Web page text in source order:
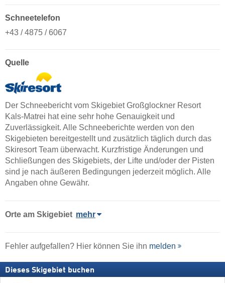
Schneetelefon
+43 / 4875 / 6067
Quelle
Der Schneebericht vom Skigebiet Großglockner Resort
Kals-Matrei hat eine sehr hohe Genauigkeit und
Zuverlässigkeit. Alle Schneeberichte werden von den
Skigebieten bereitgestellt und zusätzlich täglich durch das
Skiresort Team überwacht. Kurzfristige Änderungen und
Schließungen des Skigebiets, der Lifte und/oder der Pisten
sind je nach äußeren Bedingungen jederzeit möglich. Alle
Angaben ohne Gewähr.
Orte am Skigebiet mehr
Fehler aufgefallen? Hier können Sie ihn melden
Dieses Skigebiet buchen